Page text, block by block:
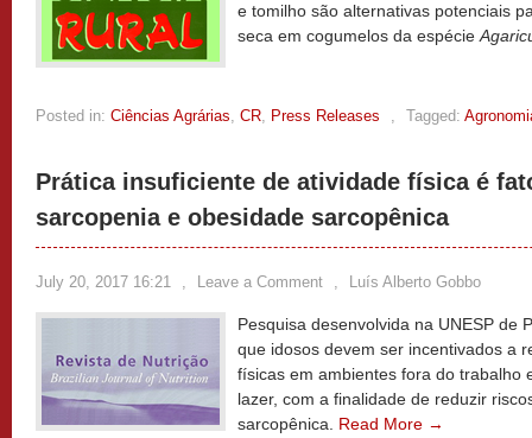
e tomilho são alternativas potenciais
seca em cogumelos da espécie
Posted in: Ciências Agrárias, CR, Press Releases , Tagged:
Prática insuficiente de atividade física é
sarcopenia e obesidade sarcopênica
July 20, 2017 16:21 , Leave a Comment , Luís Alberto Gobbo
Pesquisa desenvolvida na UNESP de
que idosos devem ser incentivados a
físicas em ambientes fora do trabalho
lazer, com a finalidade de reduzir
sarcopênica. Read More →